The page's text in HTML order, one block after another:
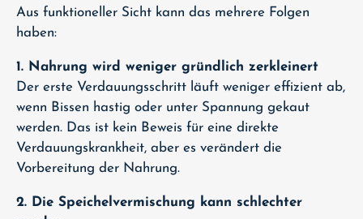
Aus funktioneller Sicht kann das mehrere Folgen
haben:
1. Nahrung wird weniger gründlich zerkleinert
Der erste Verdauungsschritt läuft weniger effizient ab,
wenn Bissen hastig oder unter Spannung gekaut
werden. Das ist kein Beweis für eine direkte
Verdauungskrankheit, aber es verändert die
Vorbereitung der Nahrung.
2. Die Speichelvermischung kann schlechter